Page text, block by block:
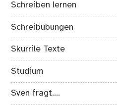
Schreiben lernen
Schreibübungen
Skurrile Texte
Studium
Sven fragt….